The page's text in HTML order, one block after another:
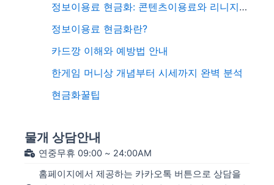
정보이용료 현금화: 콘텐츠이용료와 리니지 M 다이아 활용 전략
정보이용료 현금화란?
카드깡 이해와 예방법 안내
한게임 머니상 개념부터 시세까지 완벽 분석
현금화꿀팁
물개 상담안내
연중무휴 09:00 ~ 24:00AM
홈페이지에서 제공하는 카카오톡 버튼으로 상담을